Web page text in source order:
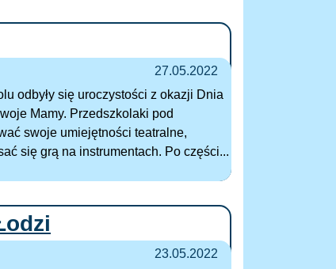
27.05.2022
odbyły się uroczystości z okazji Dnia
Mamy. Przedszkolaki pod
swoje umiejętności teatralne,
się grą na instrumentach. Po części...
23.05.2022